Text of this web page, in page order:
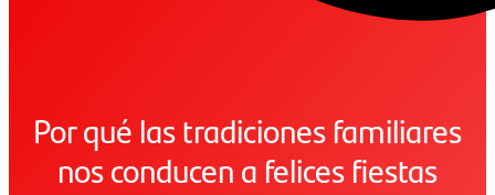
Por qué las tradiciones familiares
nos conducen a felices fiestas